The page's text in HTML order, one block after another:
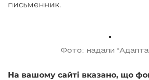
письменник.
Фото: надали
На вашому сайті вказано, що